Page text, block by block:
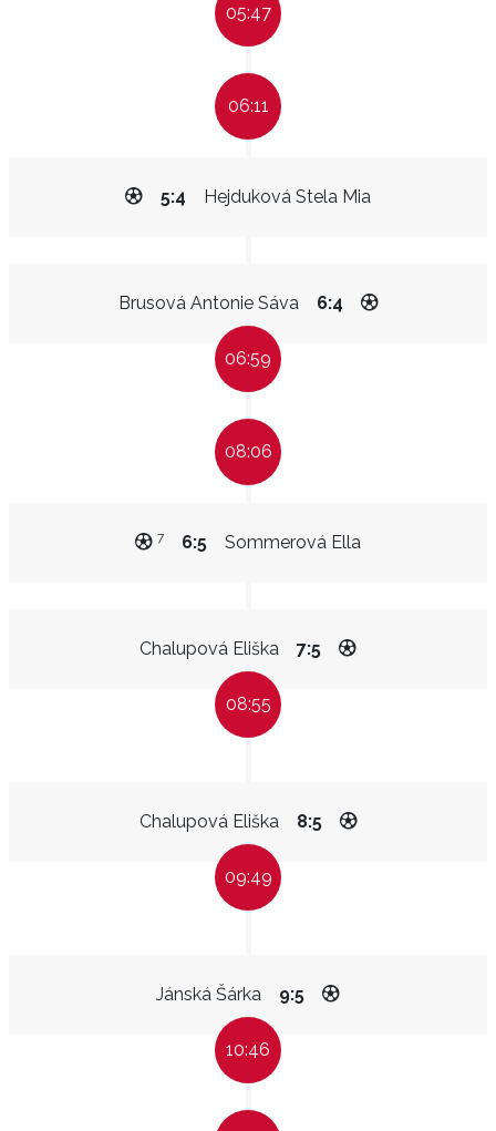
05:47
06:11
Hejduková Stela Mia
5:4
Brusová Antonie Sáva 6:4
06:59
08:06
Sommerová Ella
6:5
7
Chalupová Eliška 7:5
08:55
Chalupová Eliška 8:5
09:49
Jánská Šárka 9:5
10:46